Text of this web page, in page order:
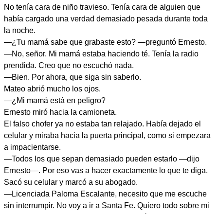
No tenía cara de niño travieso. Tenía cara de alguien que
había cargado una verdad demasiado pesada durante toda
la noche.
—¿Tu mamá sabe que grabaste esto? —preguntó Ernesto.
—No, señor. Mi mamá estaba haciendo té. Tenía la radio
prendida. Creo que no escuchó nada.
—Bien. Por ahora, que siga sin saberlo.
Mateo abrió mucho los ojos.
—¿Mi mamá está en peligro?
Ernesto miró hacia la camioneta.
El falso chofer ya no estaba tan relajado. Había dejado el
celular y miraba hacia la puerta principal, como si empezara
a impacientarse.
—Todos los que sepan demasiado pueden estarlo —dijo
Ernesto—. Por eso vas a hacer exactamente lo que te diga.
Sacó su celular y marcó a su abogado.
—Licenciada Paloma Escalante, necesito que me escuche
sin interrumpir. No voy a ir a Santa Fe. Quiero todo sobre mi